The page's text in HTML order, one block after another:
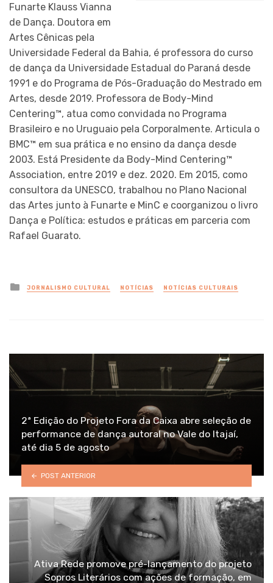
Funarte Klauss Vianna
de Dança. Doutora em
Artes Cênicas pela
Universidade Federal da Bahia, é professora do curso
de dança da Universidade Estadual do Paraná desde
1991 e do Programa de Pós-Graduação do Mestrado em
Artes, desde 2019. Professora de Body-Mind
Centering™, atua como convidada no Programa
Brasileiro e no Uruguaio pela Corporalmente. Articula o
BMC™ em sua prática e no ensino da dança desde
2003. Está Presidente da Body-Mind Centering™
Association, entre 2019 e dez. 2020. Em 2015, como
consultora da UNESCO, trabalhou no Plano Nacional
das Artes junto à Funarte e MinC e coorganizou o livro
Dança e Política: estudos e práticas em parceria com
Rafael Guarato.
Posted
in
JORNALISMO CULTURAL NOTÍCIAS NOTÍCIAS CULTURAIS
2ª Edição do Projeto Fora da Caixa abre seleção de
performance de dança autoral no Vale do Itajaí,
até dia 5 de agosto
POST ANTERIOR
Ativa Rede promove pré-lançamento do projeto
Sopros Literários com ações de formação, em